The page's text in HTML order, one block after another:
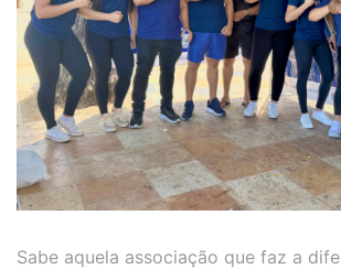
Sabe aquela associação que faz a